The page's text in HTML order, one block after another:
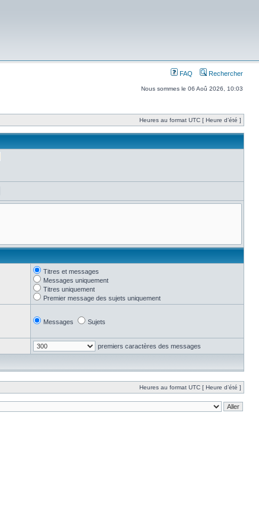
FAQ Rechercher
Nous sommes le 06 Aoû 2026, 10:03
Heures au format UTC [ Heure d’été ]
Titres et messages
Messages uniquement
Titres uniquement
Premier message des sujets uniquement
Messages Sujets
premiers caractères des messages
Heures au format UTC [ Heure d’été ]